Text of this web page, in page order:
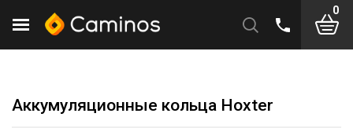
0
Аккумуляционные кольца Hoxter